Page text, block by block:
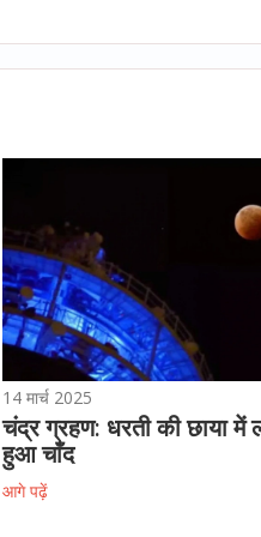
14 मार्च 2025
चंद्र ग्रहण: धरती की छाया में
हुआ चाँद
आगे पढ़ें